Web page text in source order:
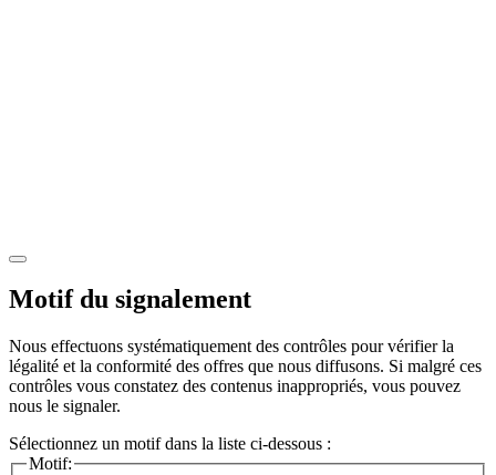
Motif du signalement
Nous effectuons systématiquement des contrôles pour vérifier la
légalité et la conformité des offres que nous diffusons. Si malgré ces
contrôles vous constatez des contenus inappropriés, vous pouvez
nous le signaler.
Sélectionnez un motif dans la liste ci-dessous :
Motif: